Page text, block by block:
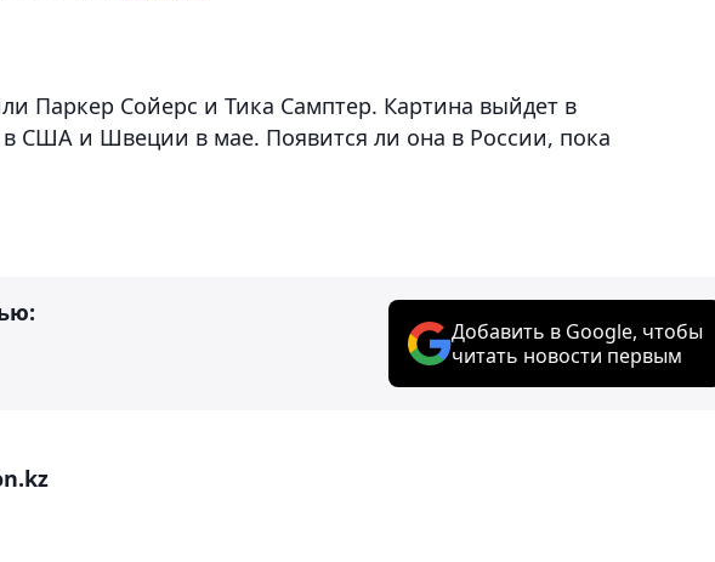
Паркер Сойерс и Тика Самптер. Картина выйдет в
США и Швеции в мае. Появится ли она в России, пока
Добавить в Google, чтобы
читать новости первым